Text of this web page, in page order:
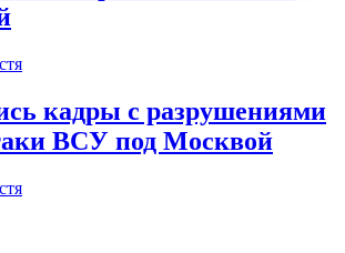
кадры с разрушениями
ВСУ под Москвой